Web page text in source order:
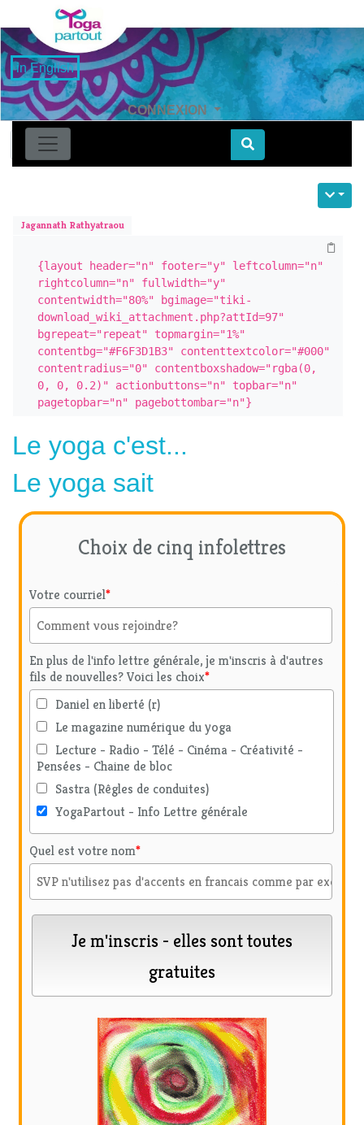
in English
CONNEXION
Find
Jagannath Rathyatraou
{layout header="n" footer="y" leftcolumn="n"
rightcolumn="n" fullwidth="y"
contentwidth="80%" bgimage="tiki-
download_wiki_attachment.php?attId=97"
bgrepeat="repeat" topmargin="1%"
contentbg="#F6F3D1B3" contenttextcolor="#000"
contentradius="0" contentboxshadow="rgba(0,
0, 0, 0.2)" actionbuttons="n" topbar="n"
pagetopbar="n" pagebottombar="n"}
Le yoga c'est...
Le yoga sait
Choix de cinq infolettres
Votre courriel*
En plus de l'info lettre générale, je m'inscris à d'autres
fils de nouvelles? Voici les choix*
Daniel en liberté (r)
Le magazine numérique du yoga
Lecture - Radio - Télé - Cinéma - Créativité -
Pensées - Chaine de bloc
Sastra (Rêgles de conduites)
YogaPartout - Info Lettre générale
Quel est votre nom*